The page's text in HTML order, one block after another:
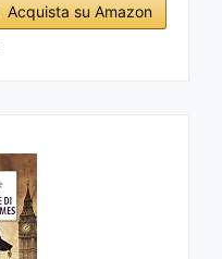
Acquista su Amazon